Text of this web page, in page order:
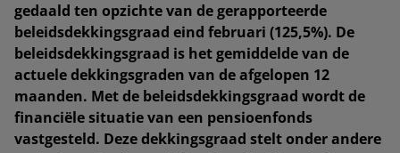
gedaald ten opzichte van de gerapporteerde
beleidsdekkingsgraad eind februari (125,5%). De
beleidsdekkingsgraad is het gemiddelde van de
actuele dekkingsgraden van de afgelopen 12
maanden. Met de beleidsdekkingsgraad wordt de
financiële situatie van een pensioenfonds
vastgesteld. Deze dekkingsgraad stelt onder andere